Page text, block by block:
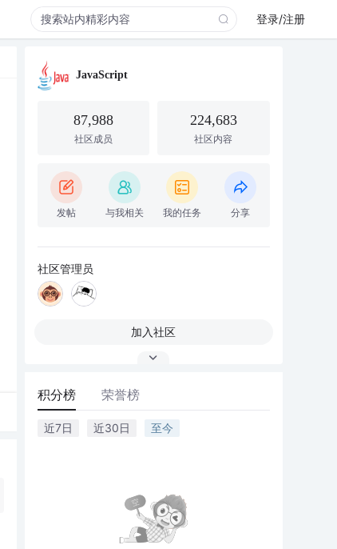
登录/注册
JavaScript
87,988
社区成员
224,683
社区内容
发帖 与我相关 我的任务 分享
社区管理员
加入社区
积分榜 荣誉榜
近7日 近30日 至今